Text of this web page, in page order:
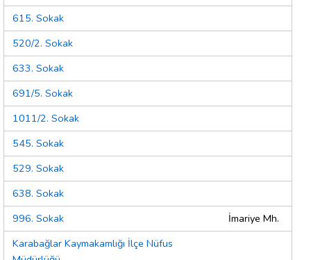
615. Sokak
520/2. Sokak
633. Sokak
691/5. Sokak
1011/2. Sokak
545. Sokak
529. Sokak
638. Sokak
996. Sokak
İmariye Mh.
Karabağlar Kaymakamlığı İlçe Nüfus